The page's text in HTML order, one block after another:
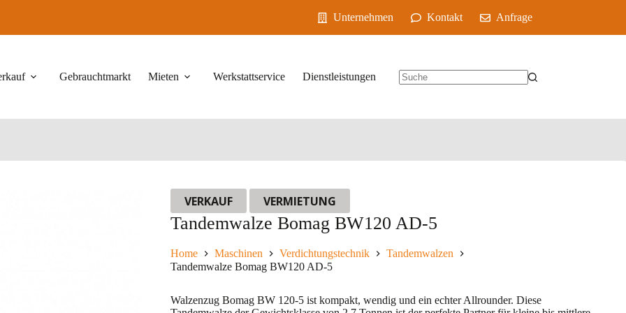
Unternehmen Kontakt Anfrage
Gebrauchtmarkt Mieten Werkstattservice Dienstleistungen
VERKAUF VERMIETUNG
Tandemwalze Bomag BW120 AD-5
Home Maschinen Verdichtungstechnik
Tandemwalzen
Tandemwalze Bomag BW120 AD-5
Walzenzug Bomag BW 120-5 ist kompakt, wendig und ein echter Allrounder. Diese